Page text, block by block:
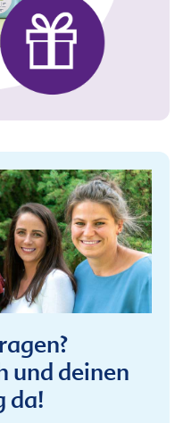
und deinen
da!